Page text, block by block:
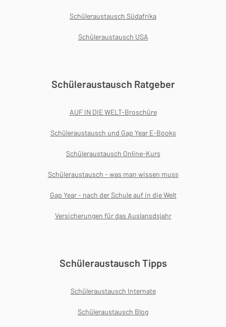
Schüleraustausch Südafrika
Schüleraustausch USA
Schüleraustausch Ratgeber
AUF IN DIE WELT-Broschüre
Schüleraustausch und Gap Year E-Books
Schüleraustausch Online-Kurs
Schüleraustausch - was man wissen muss
Gap Year - nach der Schule auf in die Welt
Versicherungen für das Auslansdsjahr
Schüleraustausch Tipps
Schüleraustausch Internate
Schüleraustausch Blog